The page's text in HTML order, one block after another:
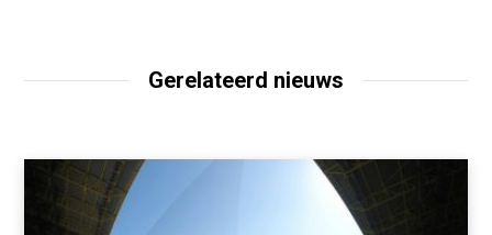
Gerelateerd nieuws